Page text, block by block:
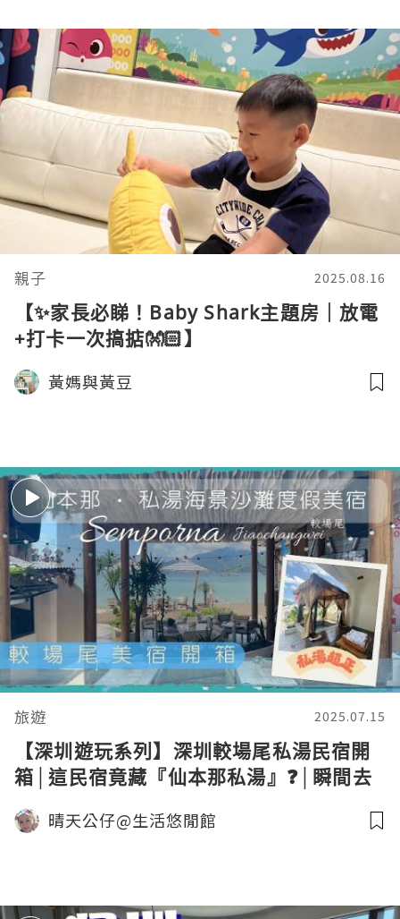
親子 2025.08.16
【✨家長必睇！Baby Shark主題房｜放電
+打卡一次搞掂👐🏻】
黃媽與黃豆
旅遊 2025.07.15
【深圳遊玩系列】深圳較場尾私湯民宿開
箱│這民宿竟藏『仙本那私湯』❓│瞬間去
了東南亞│免費攝影體驗│海景私湯房│私
湯民宿推介│仙本那私湯海景沙灘度假美宿
晴天公仔@生活悠閒館